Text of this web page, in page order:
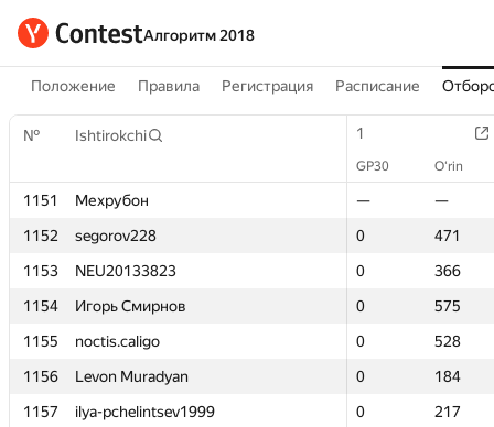
Алгоритм 2018
Положение Правила Регистрация Расписание
№ Ishtirokchi 1
GP30 O‘rin
1151 Мехрубон —
—
1152
segorov228 0
471
1153
NEU20133823 0
366
1154
Игорь Смирнов 0
575
1155
noctis.caligo 0
528
1156
Levon Muradyan 0
184
1157
ilya-pchelintsev1999 0
217
№ Ishtirokchi 1
GP30 O‘rin
1151 Мехрубон —
—
1152
segorov228 0
471
1153
NEU20133823 0
366
1154
Игорь Смирнов 0
575
1155
noctis.caligo 0
528
1156
Levon Muradyan 0
184
1157
ilya-pchelintsev1999 0
217